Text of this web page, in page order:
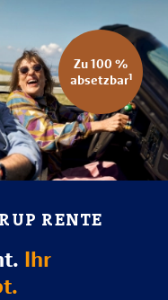
RENTE
Ihr
Zu 100 %
absetzbar¹